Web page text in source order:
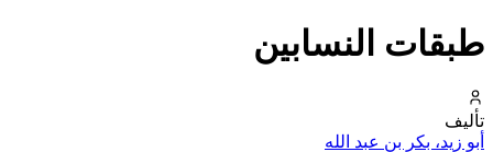
طبقات النسابين
تأليف
أبو زيد، بكر بن عبد الله